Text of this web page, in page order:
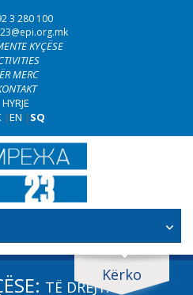
3 280 100
KYÇËSE
MERC
HYRJE
|EN | SQ
Kërko
TË DREJTA